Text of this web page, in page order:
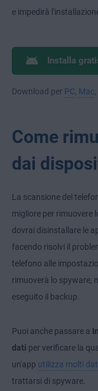
e impedirà
Installa
Download per PC, Mac,
Come
dai
La scansione del
migliore per rimuovere
dovrai disinstallare le
facendo risolvi il
telefono alle
rimuoverà lo spyware,
eseguito il backup.
Puoi anche passare a
dati per verificare la
un'app utilizza molti
trattarsi di spyware.